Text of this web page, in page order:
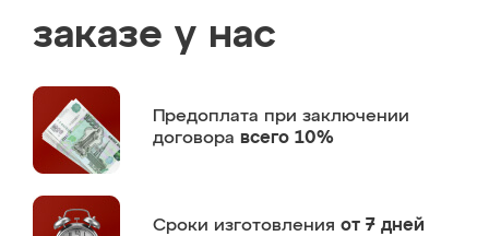
заказе у нас
Предоплата при заключении
договора всего 10%
Сроки изготовления от 7 дней